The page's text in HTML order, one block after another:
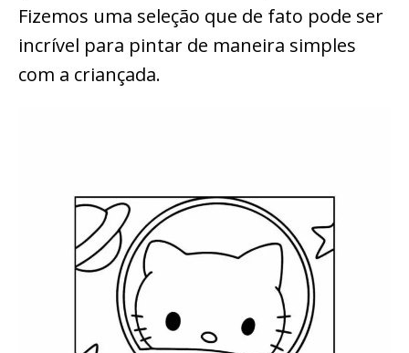
Fizemos uma seleção que de fato pode ser
incrível para pintar de maneira simples
com a criançada.